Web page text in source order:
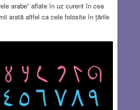
arabe” aflate în uz curent în cea
arată altfel ca cele folosite în țările